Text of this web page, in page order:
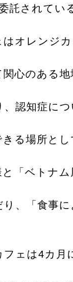
託されてい
オレンジ
心のある
認知症に
る場所と
「ベトナ
、「食事
ェは4カ月